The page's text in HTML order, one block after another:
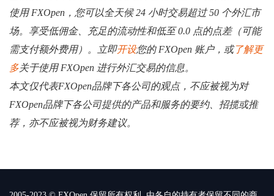
使用 FXOpen，您可以全天候 24 小时交易超过 50 个外汇市
场。享受低佣金、充足的流动性和低至 0.0 点的点差（可能
需支付额外费用）。立即开设您的 FXOpen 账户，或了解更
多关于使用 FXOpen 进行外汇交易的信息。
本文仅代表FXOpen品牌下各公司的观点，不应被视为对
FXOpen品牌下各公司提供的产品和服务的要约、招揽或推
荐，亦不应被视为财务建议。